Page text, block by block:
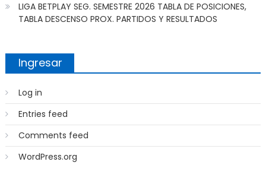
LIGA BETPLAY SEG. SEMESTRE 2026 TABLA DE POSICIONES,
TABLA DESCENSO PROX. PARTIDOS Y RESULTADOS
Ingresar
Log in
Entries feed
Comments feed
WordPress.org